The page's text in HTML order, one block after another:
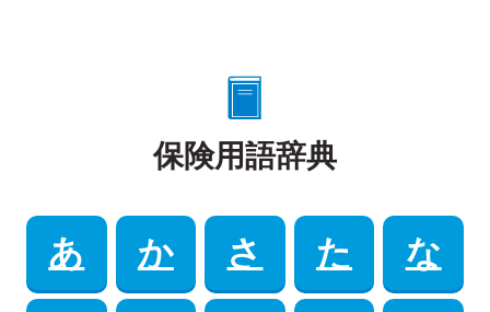
保険用語辞典
あ か さ た な